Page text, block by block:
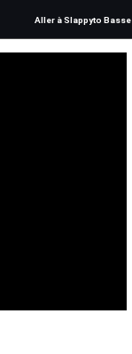
Aller à Slappyto Basse